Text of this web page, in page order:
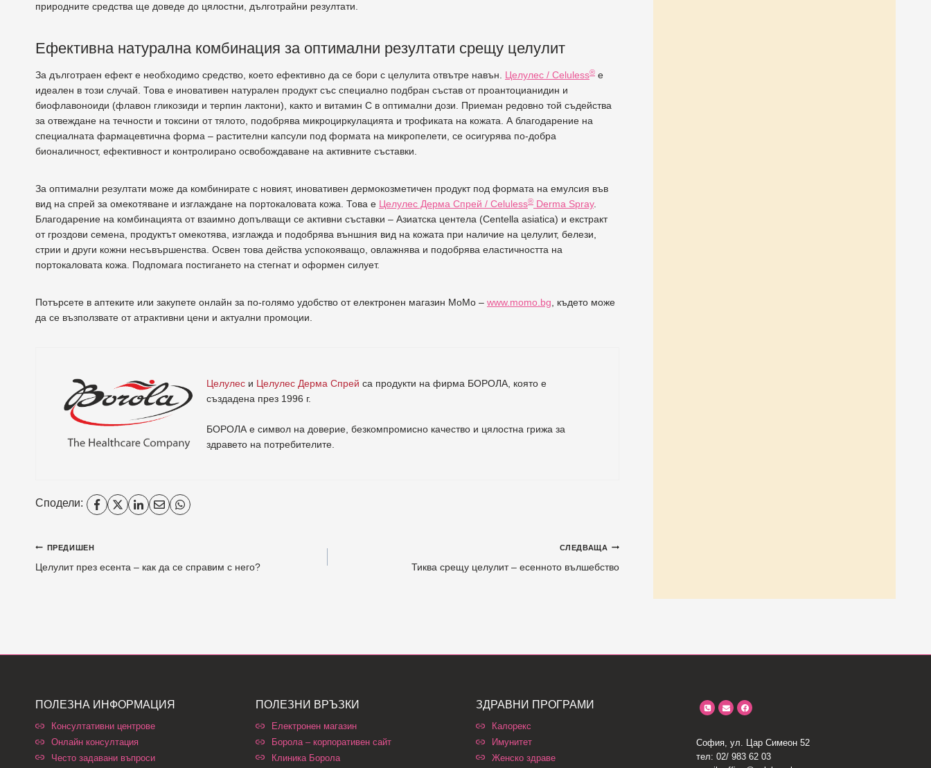
природните средства ще доведе до цялостни, дълготрайни резултати.
Ефективна натурална комбинация за оптимални резултати срещу целулит
За дълготраен ефект е необходимо средство, което ефективно да се бори с целулита отвътре навън. Целулес / Celuless® е
идеален в този случай. Това е иновативен натурален продукт със специално подбран състав от проантоцианидин и
биофлавоноиди (флавон гликозиди и терпин лактони), както и витамин C в оптимални дози. Приеман редовно той съдейства
за отвеждане на течности и токсини от тялото, подобрява микроциркулацията и трофиката на кожата. А благодарение на
специалната фармацевтична форма – растителни капсули под формата на микропелети, се осигурява по-добра
бионаличност, ефективност и контролирано освобождаване на активните съставки.
За оптимални резултати може да комбинирате с новият, иновативен дермокозметичен продукт под формата на емулсия във
вид на спрей за омекотяване и изглаждане на портокаловата кожа. Това е Целулес Дерма Спрей / Celuless® Derma Spray.
Благодарение на комбинацията от взаимно допълващи се активни съставки – Азиатска центела (Centella asiatica) и екстракт
от гроздови семена, продуктът омекотява, изглажда и подобрява външния вид на кожата при наличие на целулит, белези,
стрии и други кожни несъвършенства. Освен това действа успокояващо, овлажнява и подобрява еластичността на
портокаловата кожа. Подпомага постигането на стегнат и оформен силует.
Потърсете в аптеките или закупете онлайн за по-голямо удобство от електронен магазин МоМо – www.momo.bg , където може
да се възползвате от атрактивни цени и актуални промоции.
Целулес и Целулес Дерма Спрей са продукти на фирма БОРОЛА , която е
създадена през 1996 г.
БОРОЛА е символ на доверие, безкомпромисно качество и цялостна грижа за
здравето на потребителите
Сподели:
ПРЕДИШЕН
Целулит през есента – как да се справим с него?
СЛЕДВАЩА
Тиква срещу целулит – есенното вълшебство
ПОЛЕЗНА ИНФОРМАЦИЯ
Консултативни центрове
Онлайн консултация
Често задавани въпроси
ПОЛЕЗНИ ВРЪЗКИ
Електронен магазин
Борола – корпоративен сайт
Клиника Борола
ЗДРАВНИ ПРОГРАМИ
Калорекс
Имунитет
Женско здраве
София, ул. Цар Симеон 52
тел: 02/ 983 62 03